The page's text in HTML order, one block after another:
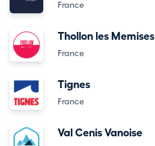
France
Thollon les Memises
France
Tignes
France
Val Cenis Vanoise